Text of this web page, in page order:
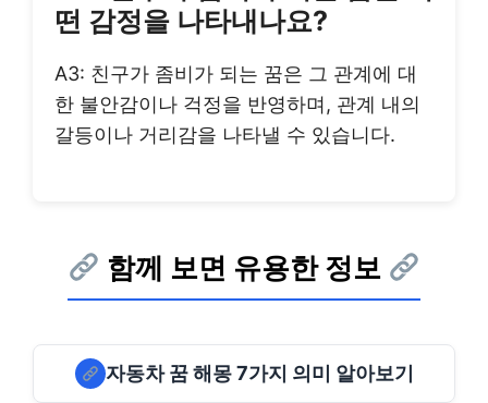
떤 감정을 나타내나요?
A3: 친구가 좀비가 되는 꿈은 그 관계에 대
한 불안감이나 걱정을 반영하며, 관계 내의
갈등이나 거리감을 나타낼 수 있습니다.
함께 보면 유용한 정보
자동차 꿈 해몽 7가지 의미 알아보기